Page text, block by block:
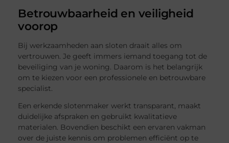
Betrouwbaarheid en veiligheid
voorop
Bij werkzaamheden aan sloten draait alles om
vertrouwen. Je geeft immers iemand toegang tot de
beveiliging van je woning. Daarom is het belangrijk
om te kiezen voor een professionele en betrouwbare
specialist.
Een erkende slotenmaker werkt transparant, maakt
duidelijke afspraken en gebruikt kwalitatieve
materialen. Bovendien beschikt een ervaren vakman
over de juiste kennis om problemen efficiënt op te